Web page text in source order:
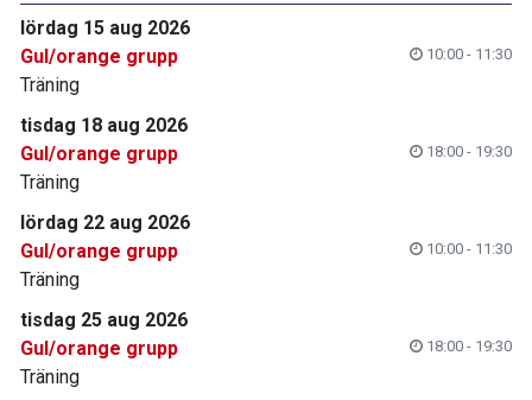
lördag 15 aug 2026
Gul/orange grupp
10:00 - 11:30
Träning
tisdag 18 aug 2026
Gul/orange grupp
18:00 - 19:30
Träning
lördag 22 aug 2026
Gul/orange grupp
10:00 - 11:30
Träning
tisdag 25 aug 2026
Gul/orange grupp
18:00 - 19:30
Träning